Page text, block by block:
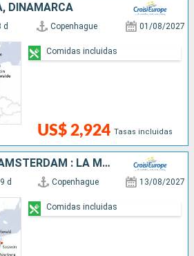
DINAMARCA
d Copenhague 01/08/2027
US$ 2,924 Tasas incluidas
Comidas incluidas
DE COPENHAGUE À AMSTERDAM : LA MER BALTIQUE, L'ODER, LA HAVEL ET L'ELBE
d Copenhague 13/08/2027
Comidas incluidas